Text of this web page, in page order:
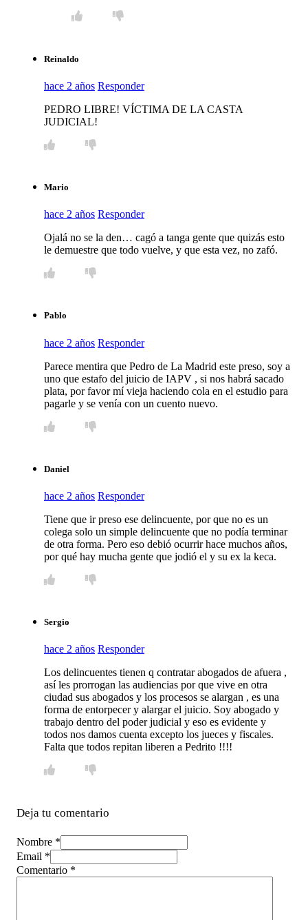
Reinaldo
hace 2 años Responder
PEDRO LIBRE! VÍCTIMA DE LA CASTA
JUDICIAL!
Mario
hace 2 años Responder
Ojalá no se la den… cagó a tanga gente que quizás esto
le demuestre que todo vuelve, y que esta vez, no zafó.
Pablo
hace 2 años Responder
Parece mentira que Pedro de La Madrid este preso, soy a
uno que estafo del juicio de IAPV , si nos habrá sacado
plata, por favor mí vieja haciendo cola en el estudio para
pagarle y se venía con un cuento nuevo.
Daniel
hace 2 años Responder
Tiene que ir preso ese delincuente, por que no es un
colega solo un simple delincuente que no podía terminar
de otra forma. Pero eso debió ocurrir hace muchos años,
por qué hay mucha gente que jodió el y su ex la keca.
Sergio
hace 2 años Responder
Los delincuentes tienen q contratar abogados de afuera ,
así les prorrogan las audiencias por que vive en otra
ciudad sus abogados y los procesos se alargan , es una
forma de entorpecer y alargar el juicio. Soy abogado y
trabajo dentro del poder judicial y eso es evidente y
todos nos damos cuenta excepto los jueces y fiscales.
Falta que todos repitan liberen a Pedrito !!!!
Deja tu comentario
Nombre *
Email *
Comentario *